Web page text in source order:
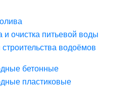
и очистка питьевой воды
водоёмов
бетонные
пластиковые